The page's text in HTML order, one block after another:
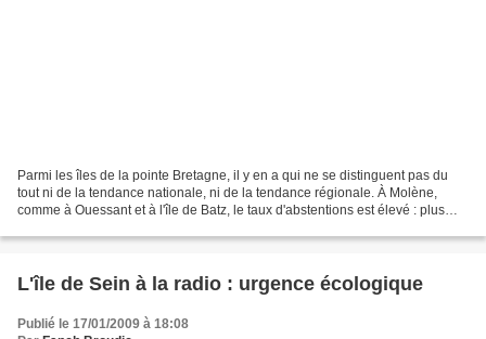
Parmi les îles de la pointe Bretagne, il y en a qui ne se distinguent pas du
tout ni de la tendance nationale, ni de la tendance régionale. À Molène,
comme à Ouessant et à l'île de Batz, le taux d'abstentions est élevé : plus
L'île de Sein à la radio : urgence écologique
Publié le 17/01/2009 à 18:08